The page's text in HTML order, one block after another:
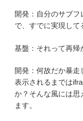
開発：自分のサブ
で、すでに実現して
基盤：それって再帰
開発：何故だか暴走
表示されるまでは
か？そんな風には思
ます。